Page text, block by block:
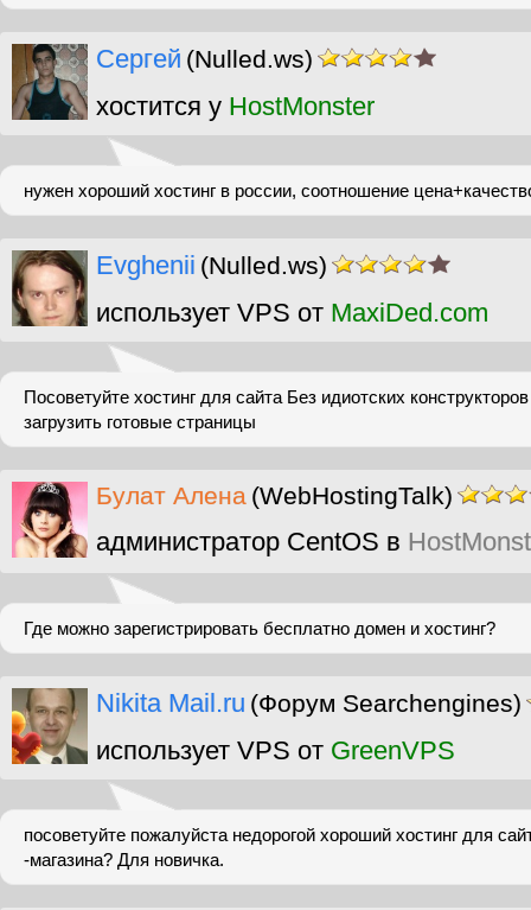
Сергей (Nulled.ws)
хостится у HostMonster
нужен хороший хостинг в россии, соотношение
Evghenii (Nulled.ws)
использует VPS от MaxiDed.com
Посоветуйте хостинг для сайта Без идиотских
загрузить готовые страницы
Булат Алена (WebHostingTalk)
администратор CentOS в
Где можно зарегистрировать бесплатно домен и хостинг?
Nikita Mail.ru (Форум Searchengines)
использует VPS от GreenVPS
посоветуйте пожалуйста недорогой хороший хостинг для
-магазина? Для новичка.